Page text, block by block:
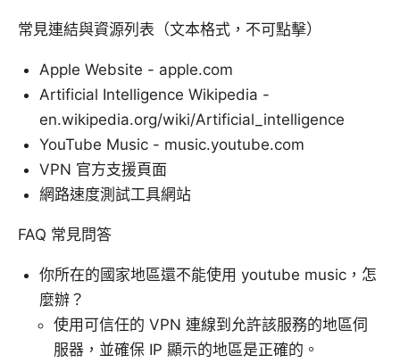
常見連結與資源列表（文本格式，不可點擊）
Apple Website - apple.com
Artificial Intelligence Wikipedia -
en.wikipedia.org/wiki/Artificial_intelligence
YouTube Music - music.youtube.com
VPN 官方支援頁面
網路速度測試工具網站
FAQ 常見問答
你所在的國家地區還不能使用 youtube music，怎
麼辦？
使用可信任的 VPN 連線到允許該服務的地區伺
服器，並確保 IP 顯示的地區是正確的。